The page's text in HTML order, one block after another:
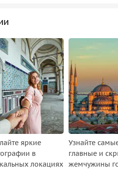
яркие
в
локациях
Узнайте
главные и
жемчужины